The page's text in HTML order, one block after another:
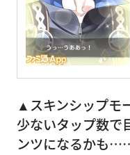
▲スキンシップモ
少ないタップ数で
ンツになるかも